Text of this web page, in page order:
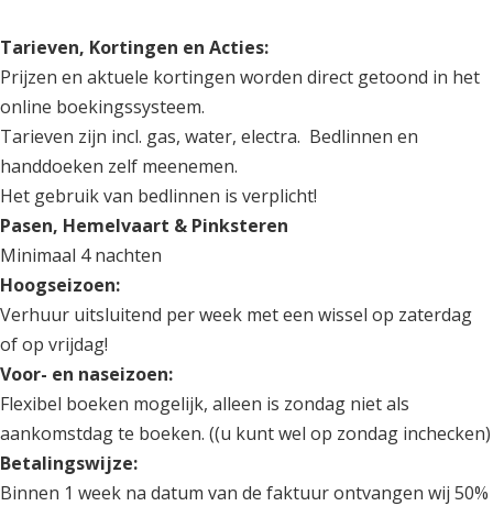
Tarieven, Kortingen en Acties:
Prijzen en aktuele kortingen worden direct getoond in het
online boekingssysteem.
Tarieven zijn incl. gas, water, electra. Bedlinnen en
handdoeken zelf meenemen.
Het gebruik van bedlinnen is verplicht!
Pasen, Hemelvaart & Pinksteren
Minimaal 4 nachten
Hoogseizoen:
Verhuur uitsluitend per week met een wissel op zaterdag
of op vrijdag!
Voor- en naseizoen:
Flexibel boeken mogelijk, alleen is zondag niet als
aankomstdag te boeken. ((u kunt wel op zondag inchecken)
Betalingswijze:
Binnen 1 week na datum van de faktuur ontvangen wij 50%